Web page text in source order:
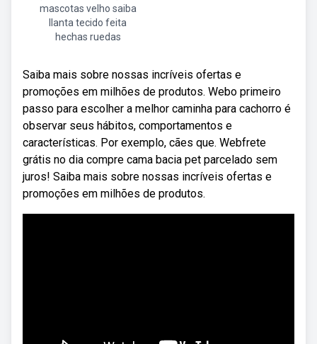
mascotas velho saiba
llanta tecido feita
hechas ruedas
Saiba mais sobre nossas incríveis ofertas e
promoções em milhões de produtos. Webo primeiro
passo para escolher a melhor caminha para cachorro é
observar seus hábitos, comportamentos e
características. Por exemplo, cães que. Webfrete
grátis no dia compre cama bacia pet parcelado sem
juros! Saiba mais sobre nossas incríveis ofertas e
promoções em milhões de produtos.